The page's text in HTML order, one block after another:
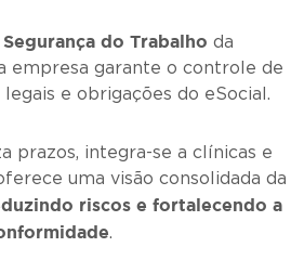
Segurança do Trabalho da
empresa garante o controle de
e obrigações do eSocial.
prazos, integra-se a clínicas e
uma visão consolidada da
riscos e fortalecendo a
.